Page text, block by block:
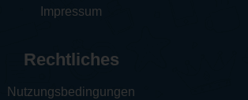
Impressum
Rechtliches
Nutzungsbedingungen